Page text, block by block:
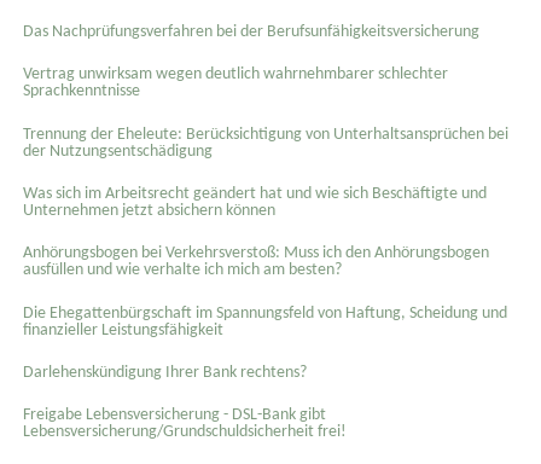
Das Nachprüfungsverfahren bei der Berufsunfähigkeitsversicherung
Vertrag unwirksam wegen deutlich wahrnehmbarer schlechter
Sprachkenntnisse
Trennung der Eheleute: Berücksichtigung von Unterhaltsansprüchen bei
der Nutzungsentschädigung
Was sich im Arbeitsrecht geändert hat und wie sich Beschäftigte und
Unternehmen jetzt absichern können
Anhörungsbogen bei Verkehrsverstoß: Muss ich den Anhörungsbogen
ausfüllen und wie verhalte ich mich am besten?
Die Ehegattenbürgschaft im Spannungsfeld von Haftung, Scheidung und
finanzieller Leistungsfähigkeit
Darlehenskündigung Ihrer Bank rechtens?
Freigabe Lebensversicherung - DSL-Bank gibt
Lebensversicherung/Grundschuldsicherheit frei!